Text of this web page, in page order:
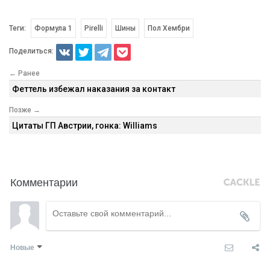
Теги: Формула 1 Pirelli Шины Пол Хембри
Поделиться:
← Ранее
Феттель избежал наказания за контакт
Позже →
Цитаты ГП Австрии, гонка: Williams
Комментарии
Новые